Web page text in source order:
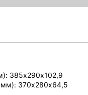
385х290х102,9
370х280х64,5